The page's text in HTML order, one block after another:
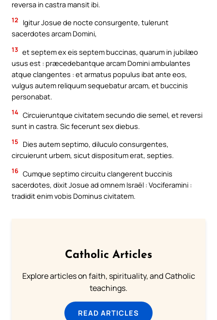
reversa in castra mansit ibi.
12
Igitur Josue de nocte consurgente, tulerunt
sacerdotes arcam Domini,
13 et septem ex eis septem buccinas, quarum in jubilæo
usus est : præcedebantque arcam Domini ambulantes
atque clangentes : et armatus populus ibat ante eos,
vulgus autem reliquum sequebatur arcam, et buccinis
personabat.
14 Circuieruntque civitatem secundo die semel, et reversi
sunt in castra. Sic fecerunt sex diebus.
15
Dies autem septimo, diluculo consurgentes,
circuierunt urbem, sicut dispositum erat, septies.
16 Cumque septimo circuitu clangerent buccinis
sacerdotes, dixit Josue ad omnem Israël : Vociferamini :
tradidit enim vobis Dominus civitatem.
Catholic Articles
Explore articles on faith, spirituality, and Catholic
teachings.
READ ARTICLES